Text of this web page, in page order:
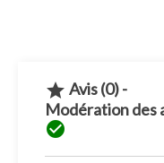
 Avis (0) -
Modération des
